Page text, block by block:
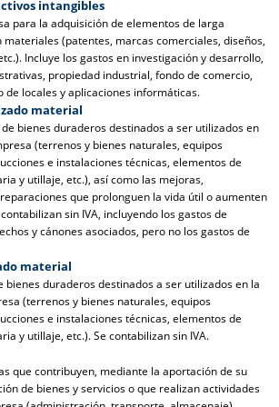
intangibles
para la adquisición de elementos de larga
materiales (patentes, marcas comerciales, diseños,
Incluye los gastos en investigación y desarrollo,
propiedad industrial, fondo de comercio,
de locales y aplicaciones informáticas.
material
bienes duraderos destinados a ser utilizados en
(terrenos y bienes naturales, equipos
e instalaciones técnicas, elementos de
y utillaje, etc.), así como las mejoras,
que prolonguen la vida útil o aumenten
sin IVA, incluyendo los gastos de
y cánones asociados, pero no los gastos de
material
bienes duraderos destinados a ser utilizados en la
(terrenos y bienes naturales, equipos
e instalaciones técnicas, elementos de
y utillaje, etc.). Se contabilizan sin IVA.
que contribuyen, mediante la aportación de su
de bienes y servicios o que realizan actividades